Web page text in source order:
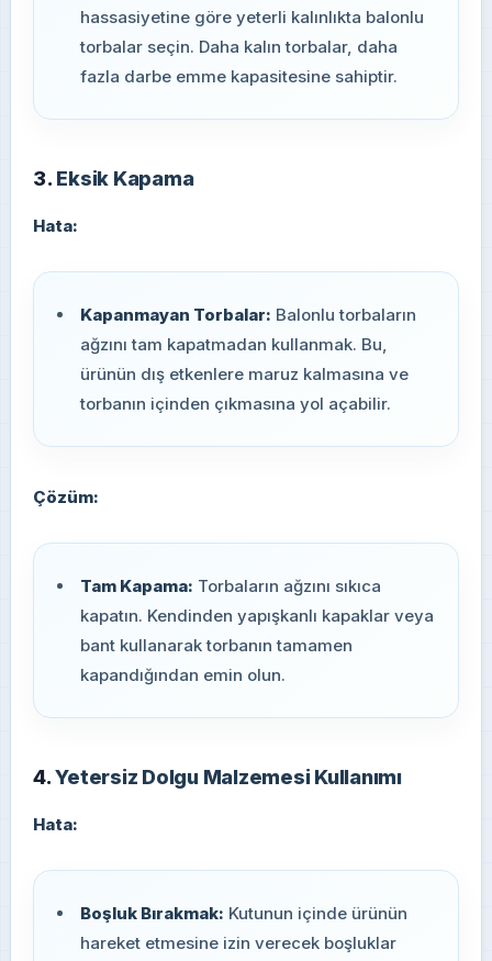
hassasiyetine göre yeterli kalınlıkta balonlu
torbalar seçin. Daha kalın torbalar, daha
fazla darbe emme kapasitesine sahiptir.
3. Eksik Kapama
Hata:
Kapanmayan Torbalar: Balonlu torbaların
ağzını tam kapatmadan kullanmak. Bu,
ürünün dış etkenlere maruz kalmasına ve
torbanın içinden çıkmasına yol açabilir.
Çözüm:
Tam Kapama: Torbaların ağzını sıkıca
kapatın. Kendinden yapışkanlı kapaklar veya
bant kullanarak torbanın tamamen
kapandığından emin olun.
4.Yetersiz Dolgu Malzemesi Kullanımı
Hata:
Boşluk Bırakmak: Kutunun içinde ürünün
hareket etmesine izin verecek boşluklar